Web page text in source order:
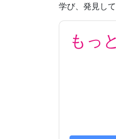
学び、発見して
もっ